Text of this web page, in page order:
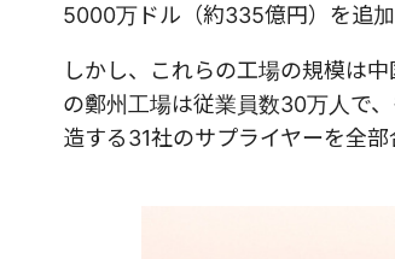
5000万ドル（約335億円）を追
しかし、これらの工場の規模は
の鄭州工場は従業員数30万人で
造する31社のサプライヤーを全